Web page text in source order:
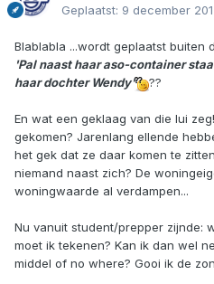
Geplaatst: 9 december
Blablabla ...wordt geplaatst buiten
'Pal naast haar aso-container
haar dochter Wendy'
??
En wat een geklaag van die lui
gekomen? Jarenlang ellende
het gek dat ze daar komen te
niemand naast zich? De
woningwaarde al verdampen...
Nu vanuit student/prepper zijnde:
moet ik tekenen? Kan ik dan wel
middel of no where? Gooi ik de